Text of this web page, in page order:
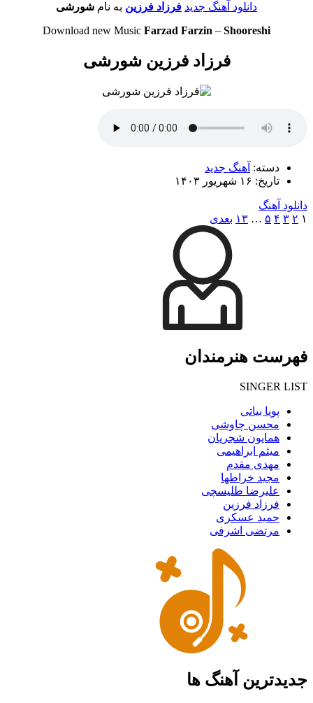
دانلود آهنگ جدید فرزاد فرزین به نام شورشی
Download new Music Farzad Farzin – Shooreshi
فرزاد فرزین شورشی
دسته: آهنگ جدید
تاریخ: ۱۶ شهریور ۱۴۰۳
دانلود آهنگ
۱ ۲ ۳ ۴ ۵ … ۱۳ بعدی
فهرست هنرمندان
SINGER LIST
پویا بیاتی
محسن چاوشی
همایون شجریان
میثم ابراهیمی
مهدی مقدم
مجید خراطها
علیرضا طلیسچی
فرزاد فرزین
حمید عسکری
مرتضی اشرفی
جدیدترین آهنگ ها